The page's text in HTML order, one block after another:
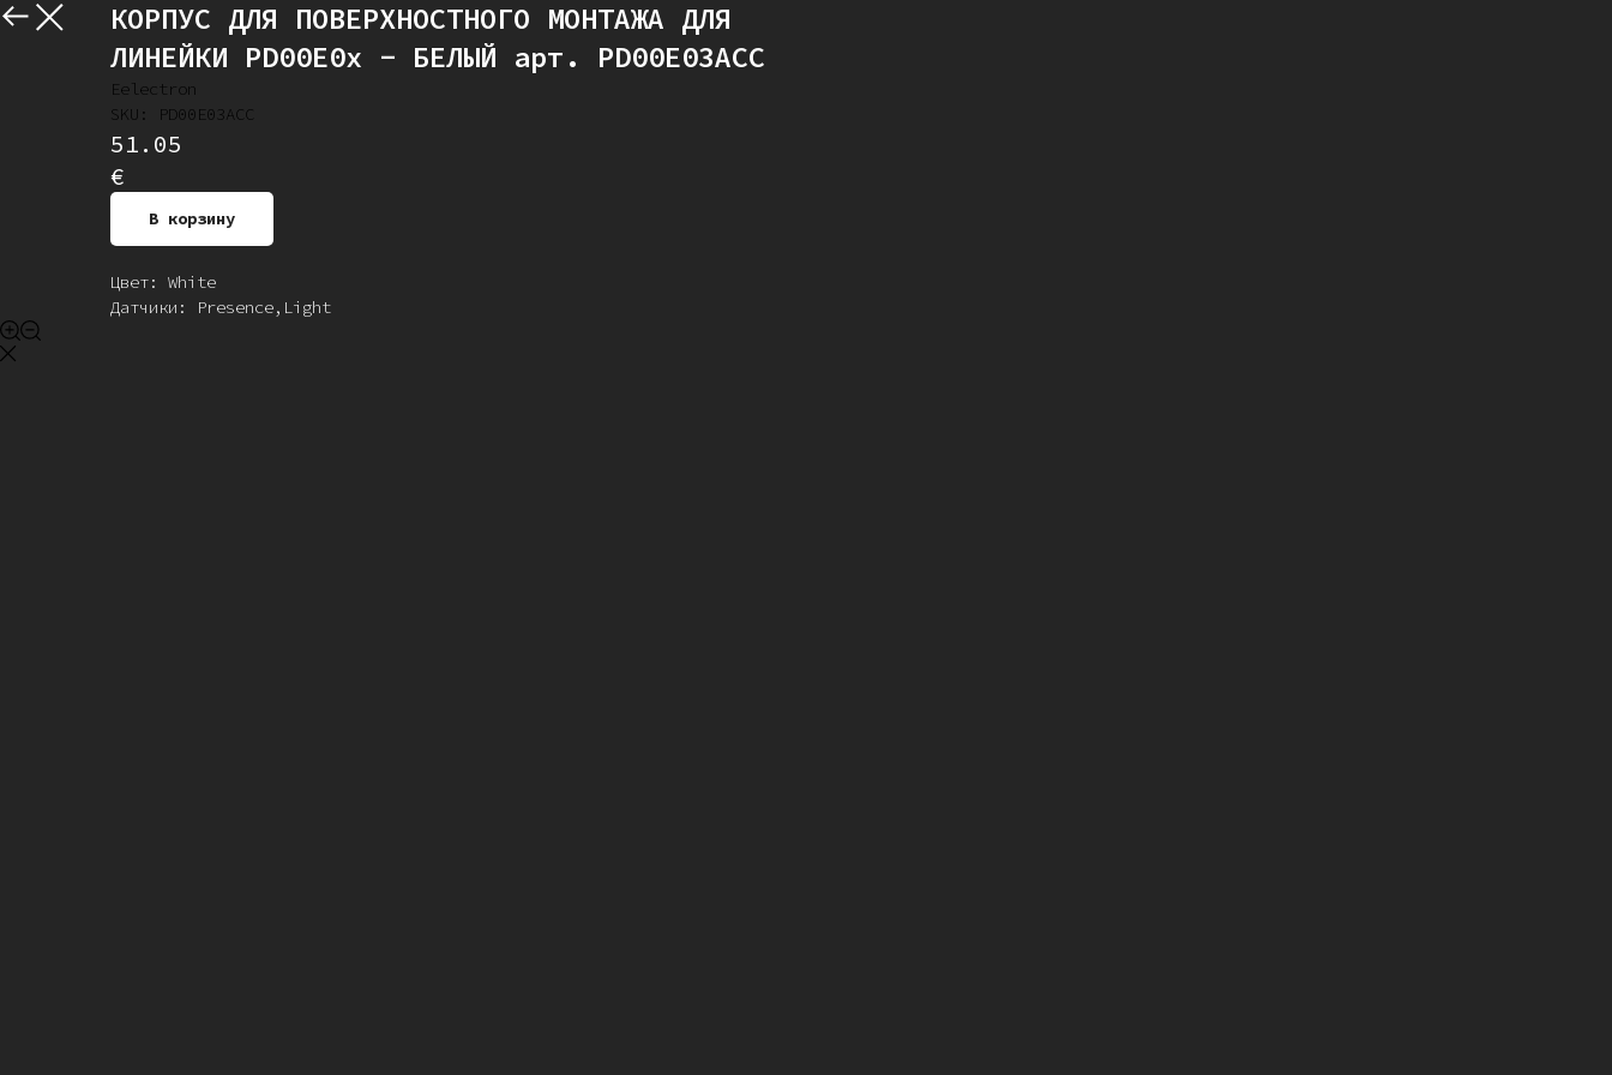
Назад
КОРПУС ДЛЯ ПОВЕРХНОСТНОГО МОНТАЖА ДЛЯ
ЛИНЕЙКИ PD00E0x - БЕЛЫЙ арт. PD00E03ACC
Eelectron
SKU:
PD00E03ACC
51.05
€
В корзину
Цвет: White
Датчики: Presence,Light